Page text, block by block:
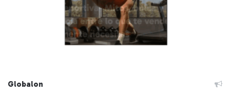
Globalon